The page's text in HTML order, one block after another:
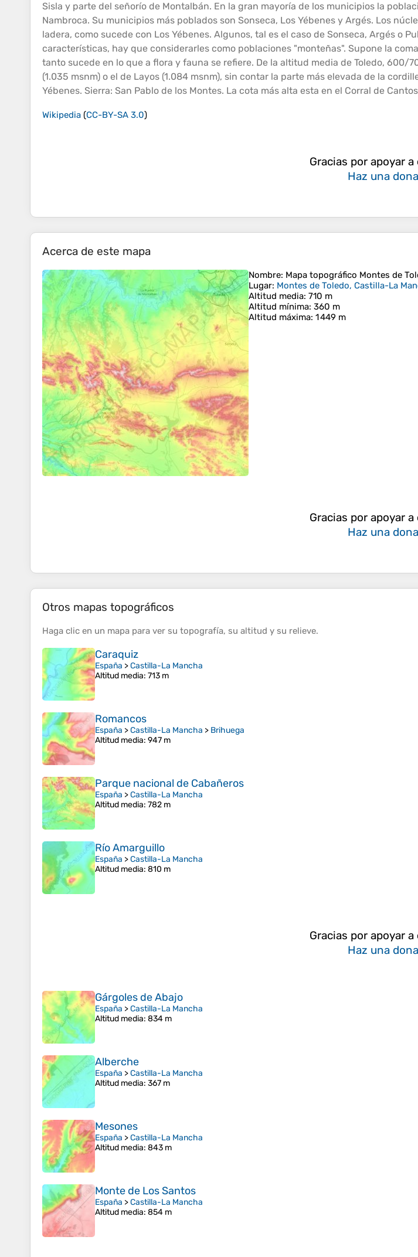
Sisla y parte del señorío de Montalbán. En la gran mayoría de los municipios la
Nambroca. Su municipios más poblados son Sonseca, Los Yébenes y Argés. Los
ladera, como sucede con Los Yébenes. Algunos, tal es el caso de Sonseca, Argés o
características, hay que considerarles como poblaciones "monteñas". Supone la
tanto sucede en lo que a flora y fauna se refiere. De la altitud media de Toledo, 600/
(1.035 msnm) o el de Layos (1.084 msnm), sin contar la parte más elevada de la
Yébenes. Sierra: San Pablo de los Montes. La cota más alta esta en el Corral de
Wikipedia (CC-BY-SA 3.0)
Gracias por apoyar
Haz una
Acerca de este mapa
Nombre: Mapa topográfico Montes de
Lugar: Montes de Toledo, Castilla-La
Altitud media: 710 m
Altitud mínima: 360 m
Altitud máxima: 1 449 m
Gracias por apoyar
Haz una
Otros mapas topográficos
Haga clic en un mapa para ver su topografía, su altitud y su relieve.
Caraquiz
España >Castilla-La Mancha
Altitud media: 713 m
Romancos
España >Castilla-La Mancha > Brihuega
Altitud media: 947 m
Parque nacional de Cabañeros
España >Castilla-La Mancha
Altitud media: 782 m
Río Amarguillo
España >Castilla-La Mancha
Altitud media: 810 m
Gracias por apoyar
Haz una
Gárgoles de Abajo
España >Castilla-La Mancha
Altitud media: 834 m
Alberche
España >Castilla-La Mancha
Altitud media: 367 m
Mesones
España >Castilla-La Mancha
Altitud media: 843 m
Monte de Los Santos
España >Castilla-La Mancha
Altitud media: 854 m